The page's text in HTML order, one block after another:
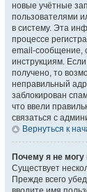
новые учётные
пользователями
в систему. Эта
процессе
email-сообщение,
инструкциям.
получено, то
неправильный
заблокирован
что ввели
связаться с
Вернуться к
Почему я не могу
Существует
Прежде всего